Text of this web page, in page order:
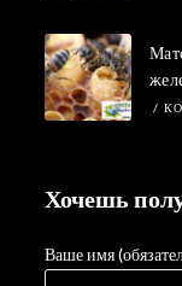
/
Хочешь
Ваше имя